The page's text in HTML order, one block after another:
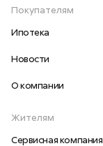
Покупателям
Ипотека
Новости
О компании
Жителям
Сервисная компания